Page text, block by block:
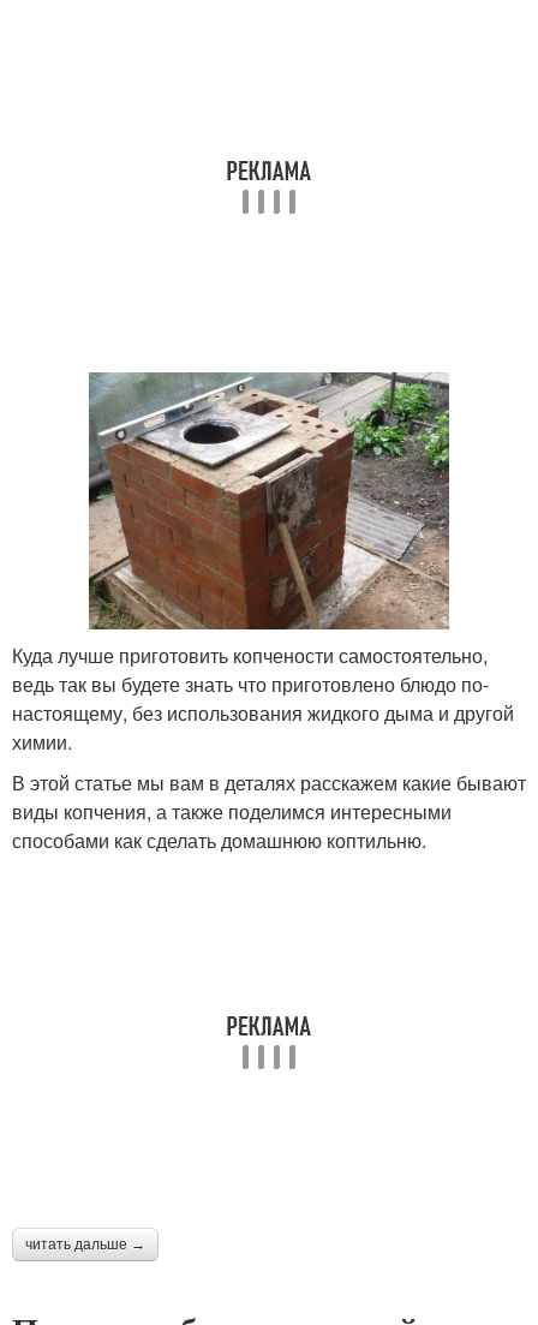
Куда лучше приготовить копчености самостоятельно,
ведь так вы будете знать что приготовлено блюдо по-
настоящему, без использования жидкого дыма и другой
химии.
В этой статье мы вам в деталях расскажем какие бывают
виды копчения, а также поделимся интересными
способами как сделать домашнюю коптильню.
читать дальше →